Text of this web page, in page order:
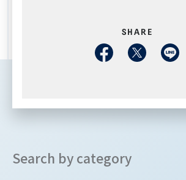
SHARE
Search by category